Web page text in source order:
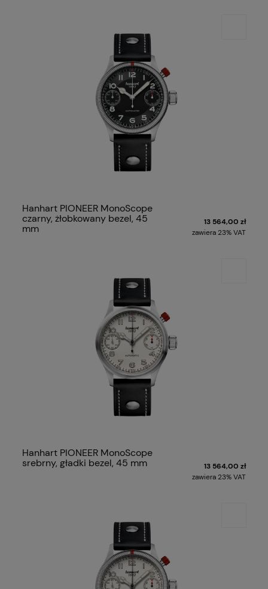
Hanhart PIONEER MonoScope
czarny, żłobkowany bezel, 45
mm
13 564,00 zł
zawiera 23% VAT
Hanhart PIONEER MonoScope
srebrny, gładki bezel, 45 mm
13 564,00 zł
zawiera 23% VAT